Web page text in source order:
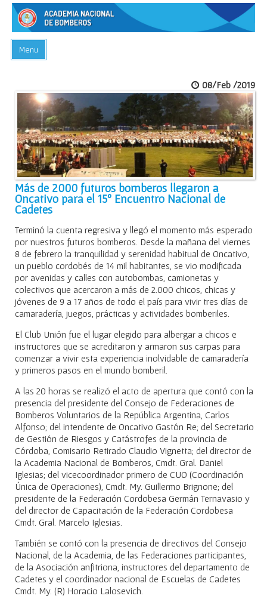
Menu
ACADEMIA
PREGUNTAS FRECUENTES
BIBLIOTECA
EVENTOS
CONTACTO
08/Feb /2019
Más de 2000 futuros bomberos llegaron a
Oncativo para el 15º Encuentro Nacional de
Cadetes
Terminó la cuenta regresiva y llegó el momento más esperado
por nuestros futuros bomberos. Desde la mañana del viernes
8 de febrero la tranquilidad y serenidad habitual de Oncativo,
un pueblo cordobés de 14 mil habitantes, se vio modificada
por avenidas y calles con autobombas, camionetas y
colectivos que acercaron a más de 2.000 chicos, chicas y
jóvenes de 9 a 17 años de todo el país para vivir tres días de
camaradería, juegos, prácticas y actividades bomberiles.
El Club Unión fue el lugar elegido para albergar a chicos e
instructores que se acreditaron y armaron sus carpas para
comenzar a vivir esta experiencia inolvidable de camaradería
y primeros pasos en el mundo bomberil.
A las 20 horas se realizó el acto de apertura que contó con la
presencia del presidente del Consejo de Federaciones de
Bomberos Voluntarios de la República Argentina, Carlos
Alfonso; del intendente de Oncativo Gastón Re; del Secretario
de Gestión de Riesgos y Catástrofes de la provincia de
Córdoba, Comisario Retirado Claudio Vignetta; del director de
la Academia Nacional de Bomberos, Cmdt. Gral. Daniel
Iglesias; del vicecoordinador primero de CUO (Coordinación
Única de Operaciones), Cmdt. My. Guillermo Brignone; del
presidente de la Federación Cordobesa Germán Ternavasio y
del director de Capacitación de la Federación Cordobesa
Cmdt. Gral. Marcelo Iglesias.
También se contó con la presencia de directivos del Consejo
Nacional, de la Academia, de las Federaciones participantes,
de la Asociación anfitriona, instructores del departamento de
Cadetes y el coordinador nacional de Escuelas de Cadetes
Cmdt. My. (R) Horacio Lalosevich.